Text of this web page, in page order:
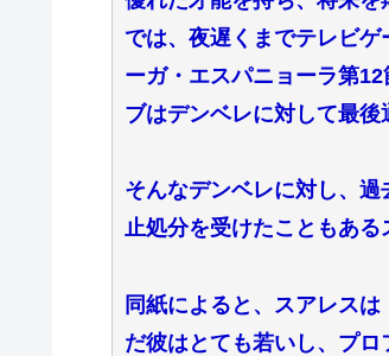
では、夜遅くまでテレビ
ーガ・エスパニョーラ第
ブはデンベレに対して最後
そんなデンベレに対し、
止処分を受けたこともある
同紙によると、スアレス
だ彼はとても若いし、プ